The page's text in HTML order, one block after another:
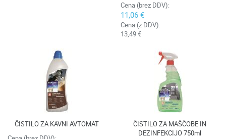
Cena (brez DDV):
11,06 €
Cena (z DDV):
13,49 €
ČISTILO ZA KAVNI AVTOMAT
ČISTILO ZA MAŠČOBE IN
DEZINFEKCIJO 750ml